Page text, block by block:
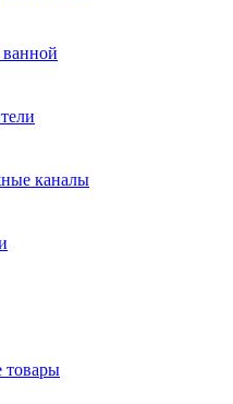
ванной
каналы
товары